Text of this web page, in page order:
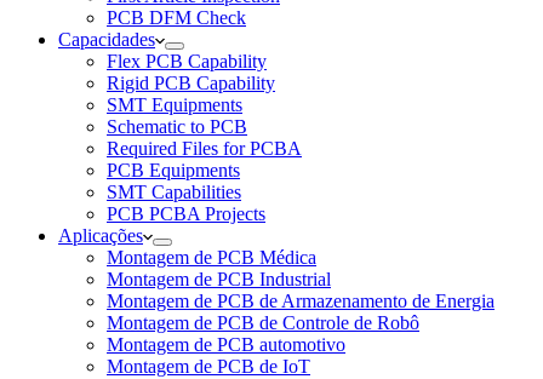
PCB DFM Check
Capacidades
Flex PCB Capability
Rigid PCB Capability
SMT Equipments
Schematic to PCB
Required Files for PCBA
PCB Equipments
SMT Capabilities
PCB PCBA Projects
Aplicações
Montagem de PCB Médica
Montagem de PCB Industrial
Montagem de PCB de Armazenamento de Energia
Montagem de PCB de Controle de Robô
Montagem de PCB automotivo
Montagem de PCB de IoT